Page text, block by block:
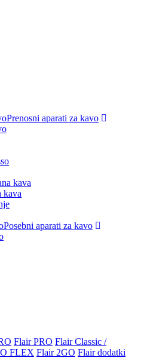
Prenosni aparati za kavo
kava
Posebni aparati za kavo
Flair PRO Flair Classic /
FLEX Flair 2GO Flair dodatki